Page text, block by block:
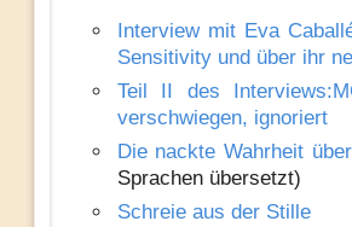
Interview mit Eva
Sensitivity und über ihr
Teil II des
verschwiegen, ignoriert
Die nackte Wahrheit
Sprachen übersetzt)
Schreie aus der Stille